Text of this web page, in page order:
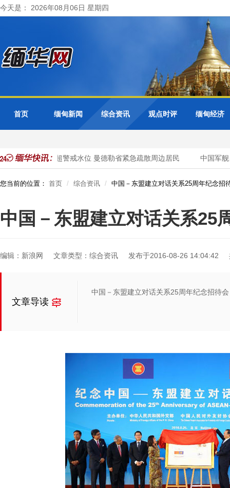
今天是： 2026年08月06日 星期四
首页 缅甸新闻 综合资讯 观点时评 缅甸经济
色都基水库超警戒水位 曼德勒省紧急疏散周边居民 中国军舰
您当前的位置： 首页 综合资讯 中国－东盟建立对话关系25周年纪念招
中国－东盟建立对话关系25
编辑：新浪网 文章类型：综合资讯 发布于2016-08-26 14:04:42
文章导读
中国－东盟建立对话关系25周年纪念招待会